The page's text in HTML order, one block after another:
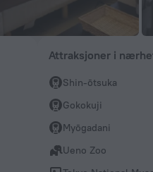
Attraksjoner i
Shin-ōtsuka
Gokokuji
Myōgadani
Ueno Zoo